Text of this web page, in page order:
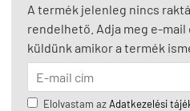
A termék jelenleg nincs
rendelhető. Adja meg e-
küldünk amikor a termék
Elolvastam azAdatkezelési